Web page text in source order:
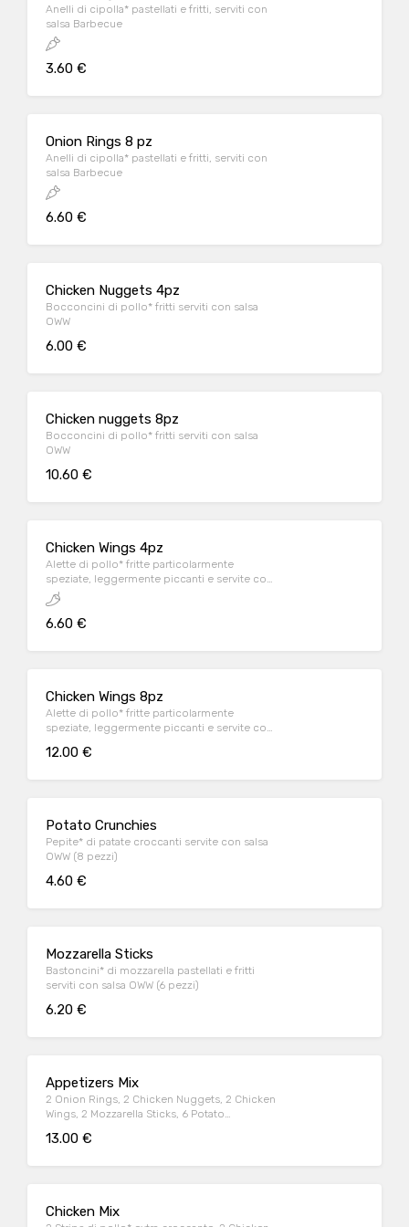
Anelli di cipolla* pastellati e fritti, serviti con
salsa Barbecue
3.60 €
Onion Rings 8 pz
Anelli di cipolla* pastellati e fritti, serviti con
salsa Barbecue
6.60 €
Chicken Nuggets 4pz
Bocconcini di pollo* fritti serviti con salsa
OWW
6.00 €
Chicken nuggets 8pz
Bocconcini di pollo* fritti serviti con salsa
OWW
10.60 €
Chicken Wings 4pz
Alette di pollo* fritte particolarmente
speziate, leggermente piccanti e servite con
salsa OWW
6.60 €
Chicken Wings 8pz
Alette di pollo* fritte particolarmente
speziate, leggermente piccanti e servite con
12.00 €
Potato Crunchies
Pepite* di patate croccanti servite con salsa
OWW (8 pezzi)
4.60 €
Mozzarella Sticks
Bastoncini* di mozzarella pastellati e fritti
serviti con salsa OWW (6 pezzi)
6.20 €
Appetizers Mix
2 Onion Rings, 2 Chicken Nuggets, 2 Chicken
Wings, 2 Mozzarella Sticks, 6 Potato
13.00 €
Chicken Mix